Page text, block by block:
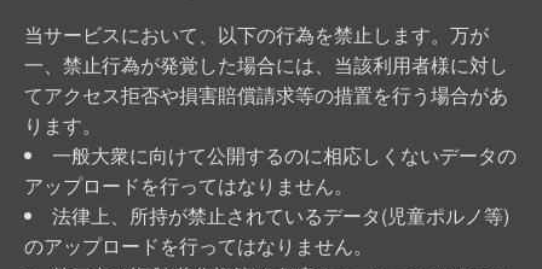
当サービスにおいて、以下の行為を禁止します。万が
一、禁止行為が発覚した場合には、当該利用者様に対し
てアクセス拒否や損害賠償請求等の措置を行う場合があ
ります。
一般大衆に向けて公開するのに相応しくないデータの
アップロードを行ってはなりません。
法律上、所持が禁止されているデータ(児童ポルノ等)
のアップロードを行ってはなりません。